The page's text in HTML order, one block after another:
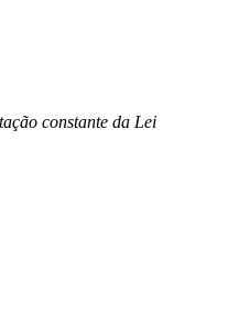
constante da Lei